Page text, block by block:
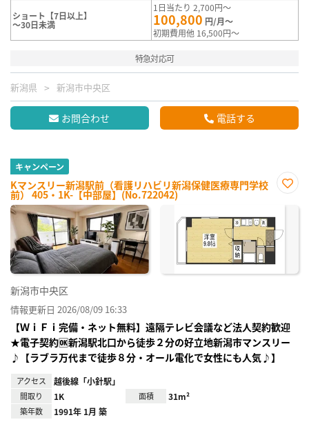
ショート【7日以上】
～30日未満
1日当たり 2,700円～
100,800 円/月～
初期費用他 16,500円～
特急対応可
新潟県 新潟市中央区
お問合わせ 電話する
キャンペーン
Kマンスリー新潟駅前（看護リハビリ新潟保健医療専門学校
前） 405・1K-【中部屋】(No.722042)
に入
録
新潟市中央区
情報更新日 2026/08/09 16:33
【ＷｉＦｉ完備・ネット無料】遠隔テレビ会議など法人契約歓迎
★電子契約🆗新潟駅北口から徒歩２分の好立地新潟市マンスリー
♪【ラブラ万代まで徒歩８分・オール電化で女性にも人気♪】
アクセス 越後線「小針駅」
間取り 1K 面積 31m²
築年数 1991年 1月 築